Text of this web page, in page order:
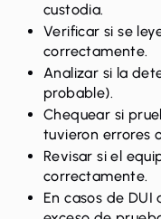
custodia.
Verificar si se
correctamente.
Analizar si la
probable).
Chequear si
tuvieron errores
Revisar si el
correctamente.
En casos de DUI